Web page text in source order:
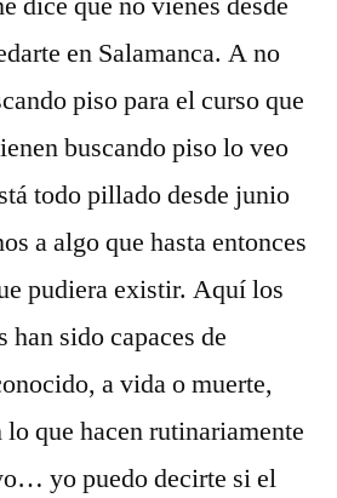
en Salamanca. A no
piso para el curso que
buscando piso lo veo
todo pillado desde junio
a algo que hasta entonces
pudiera existir. Aquí los
han sido capaces de
a vida o muerte,
que hacen rutinariamente
yo puedo decirte si el